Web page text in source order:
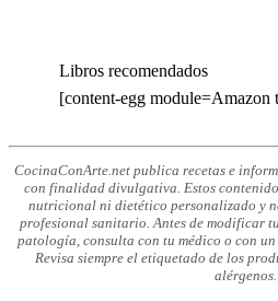
Libros recomendados
[content-egg module=Amazon
CocinaConArte.net publica recetas e
con finalidad divulgativa. Estos
nutricional ni dietético personalizado y
profesional sanitario. Antes de modificar
patología, consulta con tu médico o con
Revisa siempre el etiquetado de los
alérgenos.